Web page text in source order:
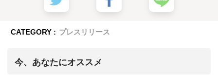
CATEGORY : プレスリリース
今、あなたにオススメ